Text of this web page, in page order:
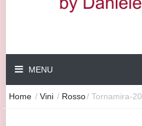
MENU
Home / Vini / Rosso/ Tornamira-